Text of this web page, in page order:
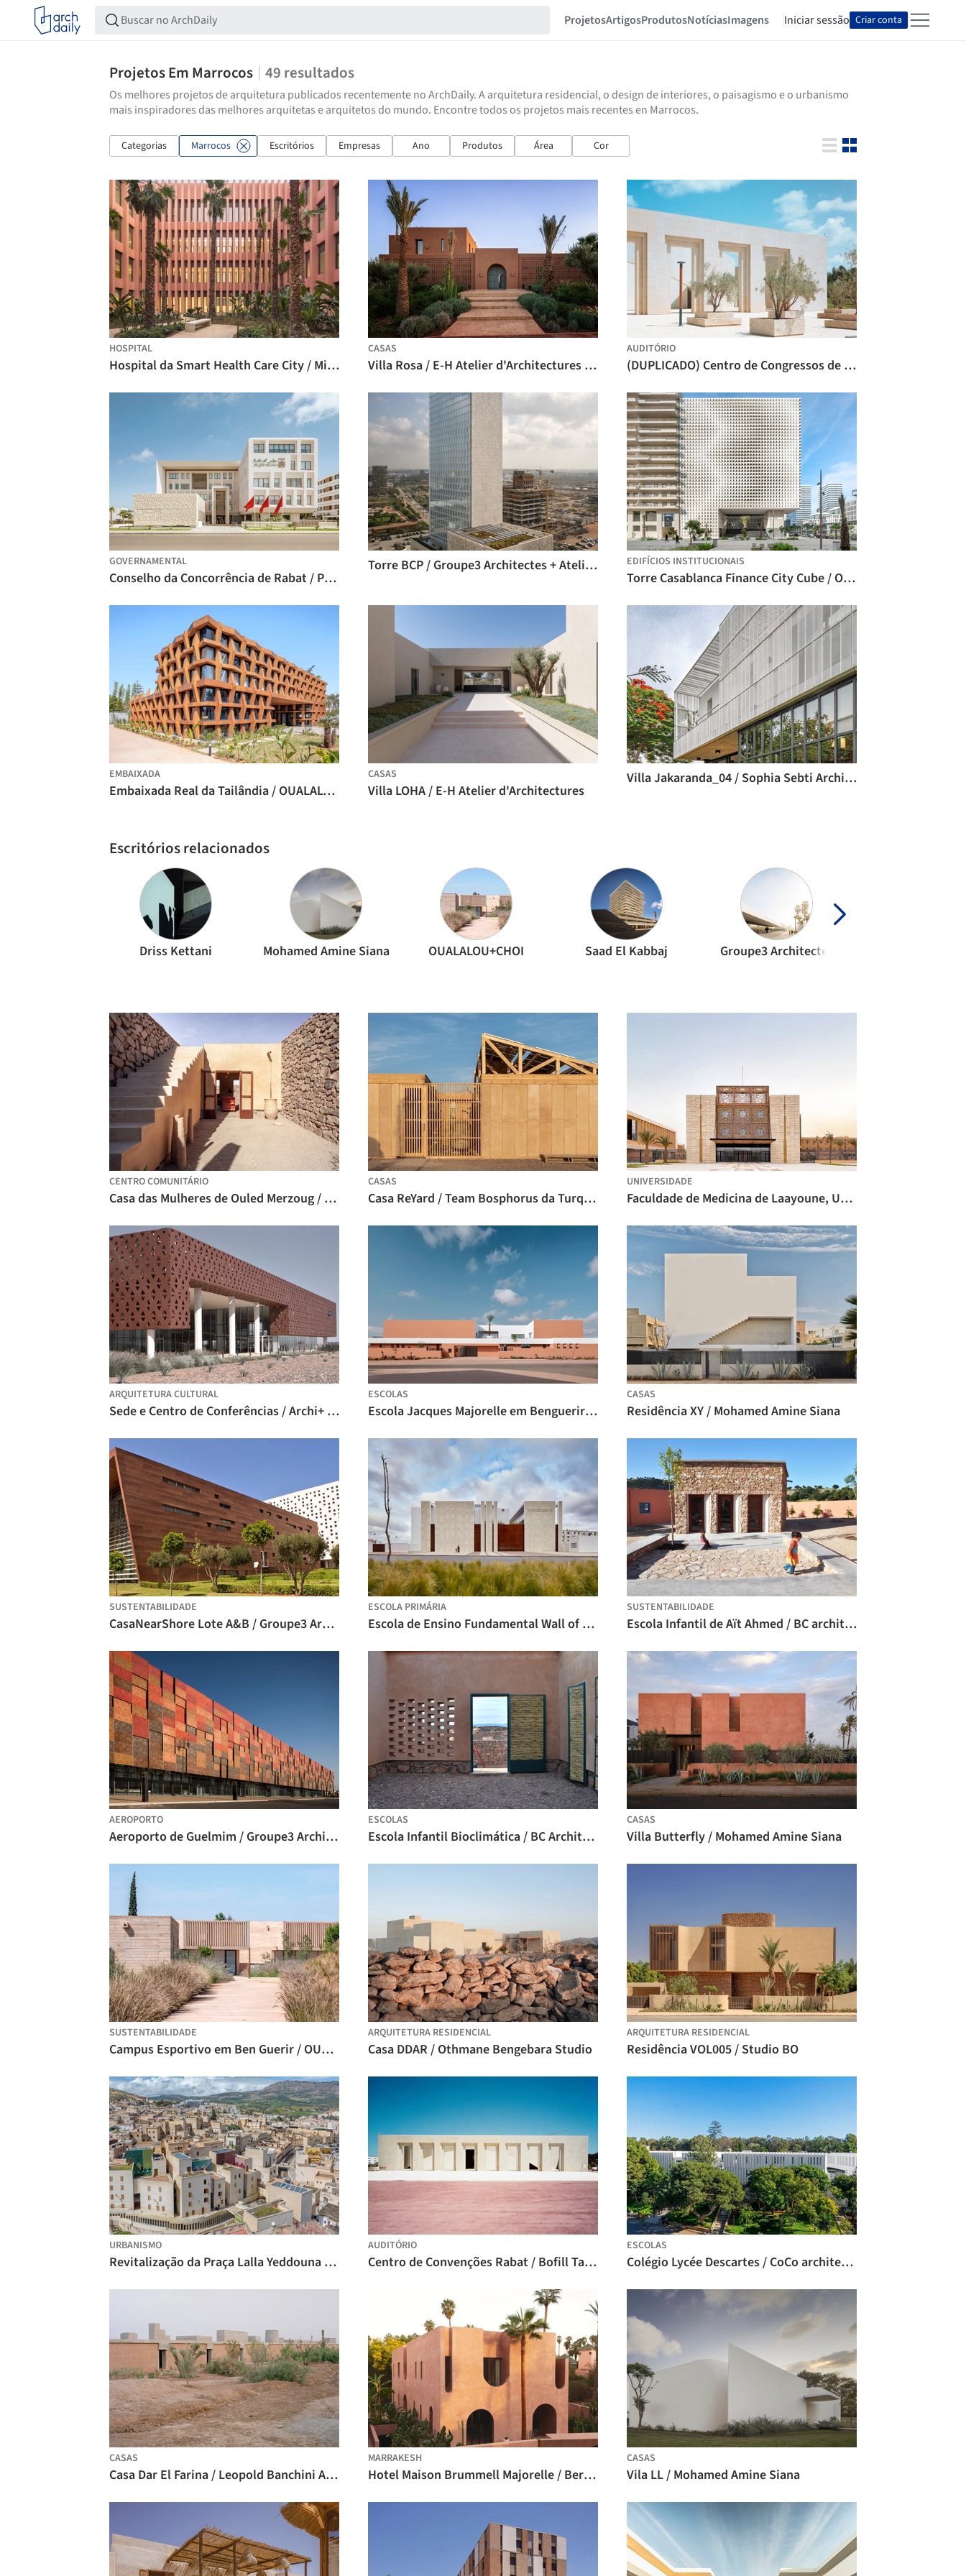
ProjetosArtigosProdutosNotíciasImagens Iniciar sessão Criar conta
Projetos Em Marrocos 49 resultados
Os melhores projetos de arquitetura publicados recentemente no ArchDaily. A arquitetura residencial, o design de interiores, o paisagismo e o urbanismo
mais inspiradores das melhores arquitetas e arquitetos do mundo. Encontre todos os projetos mais recentes en Marrocos.
Categorias Marrocos Escritórios Empresas Ano Produtos Área Cor
HOSPITAL
Hospital da Smart Health Care City / Michel Rémon & Associés + ARCHIMATH
CASAS
Villa Rosa / E-H Atelier d'Architectures + L-H Atelier + Sarah Poniatowski
AUDITÓRIO
(DUPLICADO) Centro de Congressos de Rabat / Bofill Taller de Arquitectura
GOVERNAMENTAL
Conselho da Concorrência de Rabat / PRISM ARCHITECTURE & KD ARCHITECTURE
Torre BCP / Groupe3 Architectes + Atelier Rachid Andaloussi EDIFÍCIOS INSTITUCIONAIS
Torre Casablanca Finance City Cube / OUALALOU+CHOI
EMBAIXADA
Embaixada Real da Tailândia / OUALALOU+CHOI
CASAS
Villa LOHA / E-H Atelier d'Architectures
Villa Jakaranda_04 / Sophia Sebti Architecte + 212/Conception
Escritórios relacionados
Driss Kettani Mohamed Amine Siana OUALALOU+CHOI Saad El Kabbaj Groupe3 Architectes
CENTRO COMUNITÁRIO
Casa das Mulheres de Ouled Merzoug / Building Beyond Borders - Universidade de Hasselt
CASAS
Casa ReYard / Team Bosphorus da Turquia
UNIVERSIDADE
Faculdade de Medicina de Laayoune, Universidade Ibn Zohr / SAMA ARCHITECTES
ARQUITETURA CULTURAL
Sede e Centro de Conferências / Archi+ + Guerin & Pedroza Architects
ESCOLAS
Escola Jacques Majorelle em Benguerir / ZArchitecture Studio
CASAS
Residência XY / Mohamed Amine Siana
SUSTENTABILIDADE
CasaNearShore Lote A&B / Groupe3 Architectes + Omar Aloui + Taoufik El Oufir
ESCOLA PRIMÁRIA
Escola de Ensino Fundamental Wall of Knowledge / Tarik Zoubdi Architect + Mounir Benchekroun Architect
SUSTENTABILIDADE
Escola Infantil de Aït Ahmed / BC architects & studies + Tommaso Bisogno
AEROPORTO
Aeroporto de Guelmim / Groupe3 Architectes
ESCOLAS
Escola Infantil Bioclimática / BC Architects
CASAS
Villa Butterfly / Mohamed Amine Siana
SUSTENTABILIDADE
Campus Esportivo em Ben Guerir / OUALALOU+CHOI
ARQUITETURA RESIDENCIAL
Casa DDAR / Othmane Bengebara Studio
ARQUITETURA RESIDENCIAL
Residência VOL005 / Studio BO
URBANISMO
Revitalização da Praça Lalla Yeddouna / Mossessian Architecture + Yassir Khalil Studio
AUDITÓRIO
Centro de Convenções Rabat / Bofill Taller de Arquitectura
ESCOLAS
Colégio Lycée Descartes / CoCo architecture + Arpio Architects
CASAS
Casa Dar El Farina / Leopold Banchini Architects
MARRAKESH
Hotel Maison Brummell Majorelle / Bergendy Cooke
CASAS
Vila LL / Mohamed Amine Siana